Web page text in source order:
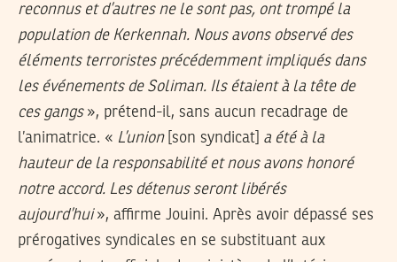
reconnus et d’autres ne le sont pas, ont trompé la
population de Kerkennah. Nous avons observé des
éléments terroristes précédemment impliqués dans
les événements de Soliman. Ils étaient à la tête de
ces gangs», prétend-il, sans aucun recadrage de
l’animatrice. « L’union [son syndicat] a été à la
hauteur de la responsabilité et nous avons honoré
notre accord. Les détenus seront libérés
aujourd’hui», affirme Jouini. Après avoir dépassé ses
prérogatives syndicales en se substituant aux